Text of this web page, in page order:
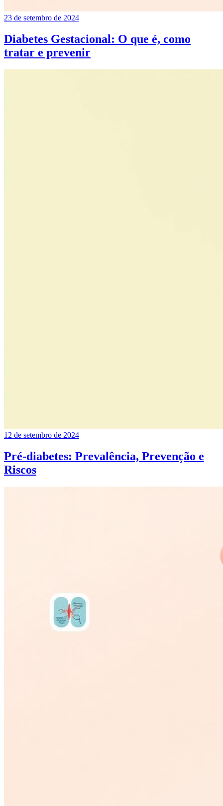
23 de setembro de 2024
Diabetes Gestacional: O que é, como
tratar e prevenir
12 de setembro de 2024
Pré-diabetes: Prevalência, Prevenção e
Riscos